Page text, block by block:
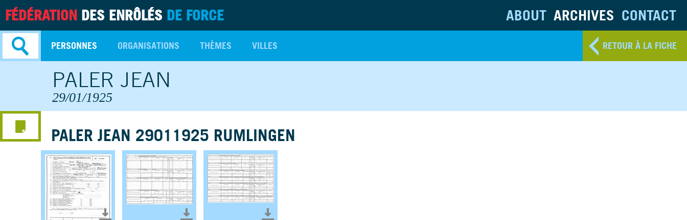
FÉDÉRATION DES ENRÔLÉS DE FORCE ABOUT ARCHIVES CONTACT
PERSONNES ORGANISATIONS THÈMES VILLES RETOUR À LA FICHE
PALER JEAN
29/01/1925
PALER JEAN 29011925 RUMLINGEN
Télécharger le document Télécharger le document